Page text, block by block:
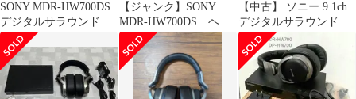
SONY MDR-HW700DS
デジタルサラウンドヘ
ッドホンシステム
【ジャンク】SONY
MDR-HW700DS ヘッ
ドホンのみ
【中古】 ソニー 9.1ch
デジタルサラウンドヘ
ッドホンシステム 密閉
型 MDR-HW700DS